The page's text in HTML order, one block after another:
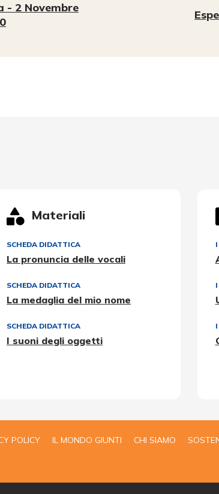
- 2 Novembre
Materiali
SCHEDA DIDATTICA
La pronuncia delle vocali
SCHEDA DIDATTICA
La medaglia del mio nome
SCHEDA DIDATTICA
I suoni degli oggetti
POLICY IL MONDO GIUNTI CHI SIAMO